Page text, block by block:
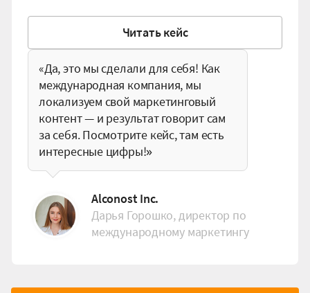
Читать кейс
«Да, это мы сделали для себя! Как
международная компания, мы
локализуем свой маркетинговый
контент — и результат говорит сам
за себя. Посмотрите кейс, там есть
интересные цифры!»
Alconost Inc.
Дарья Горошко, директор по
международному маркетингу